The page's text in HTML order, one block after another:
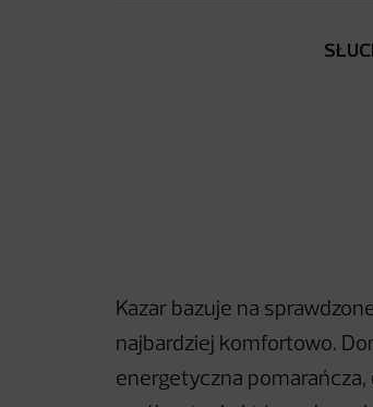
Kazar bazuje na
najbardziej komfortowo.
energetyczna